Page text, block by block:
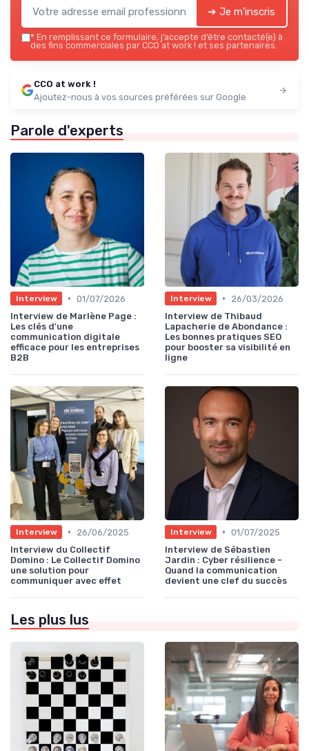
➔ Je m'inscris
* En remplissant ce formulaire, j’accepte d’être contacté(e) à
des fins commerciales par CCO at work ! et ses partenaires.
CCO at work !
Ajoutez-nous à vos sources préférées sur Google
Parole d'experts
Interview • 01/07/2026
Interview de Marlène Page :
Les clés d'une
communication digitale
efficace pour les entreprises
B2B
Interview •
26/03/2026
Interview de Thibaud
Lapacherie de Abondance :
Les bonnes pratiques SEO
pour booster sa visibilité en
ligne
Interview •
26/06/2025
Interview du Collectif
Domino : Le Collectif Domino
une solution pour
communiquer avec effet
Interview • 01/07/2025
Interview de Sébastien
Jardin : Cyber résilience -
Quand la communication
devient une clef du succès
Les plus lus